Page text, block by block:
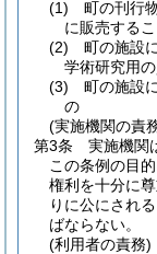
(1)
町の刊行
に販売する
(2)
町の施設
学術研究用
(3)
町の施設
の
(実施機関の責
第3条
実施機関
この条例の目
権利を十分に
りに公にされ
ばならない。
(利用者の責務)